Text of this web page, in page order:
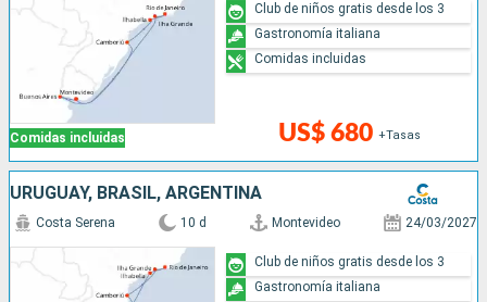
Comidas incluidas US$ 680 +Tasas
Club de niños gratis desde los 3
Gastronomía italiana
Comidas incluidas
URUGUAY, BRASIL, ARGENTINA
Costa Serena 10 d Montevideo 24/03/2027
Club de niños gratis desde los 3
Gastronomía italiana